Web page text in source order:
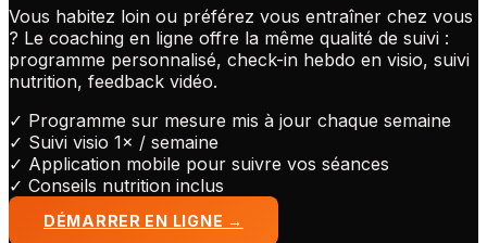
Vous habitez loin ou préférez vous entraîner chez vous
? Le coaching en ligne offre la même qualité de suivi :
programme personnalisé, check-in hebdo en visio, suivi
nutrition, feedback vidéo.
✓ Programme sur mesure mis à jour chaque semaine
✓ Suivi visio 1× / semaine
✓ Application mobile pour suivre vos séances
✓ Conseils nutrition inclus
DÉMARRER EN LIGNE →